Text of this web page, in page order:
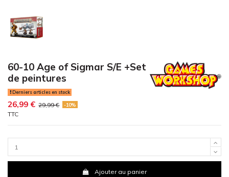
60-10 Age of Sigmar S/E +Set
de peintures
Derniers articles en stock
26,99 € 29,99 € -10%
TTC
Ajouter au panier